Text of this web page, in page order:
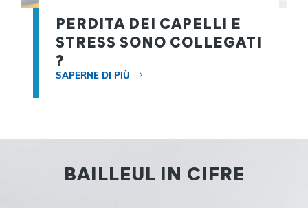
PERDITA DEI CAPELLI E
STRESS SONO COLLEGATI
?
SAPERNE DI PIÙ
BAILLEUL IN CIFRE